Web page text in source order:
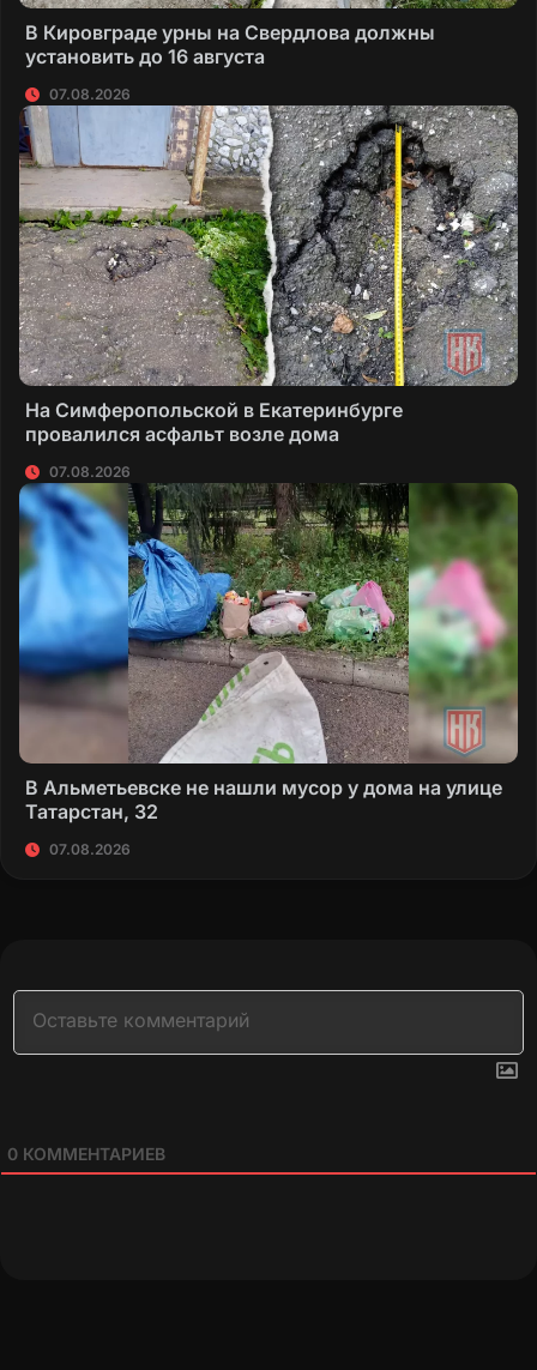
В Кировграде урны на Свердлова должны
установить до 16 августа
07.08.2026
На Симферопольской в Екатеринбурге
провалился асфальт возле дома
07.08.2026
В Альметьевске не нашли мусор у дома на улице
Татарстан, 32
07.08.2026
0 КОММЕНТАРИЕВ